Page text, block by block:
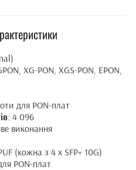
XG-PON, XGS-PON, EPON,
для PON-плат
: 4 096
виконання
(кожна з 4 x SFP+ 10G)
PON-плат